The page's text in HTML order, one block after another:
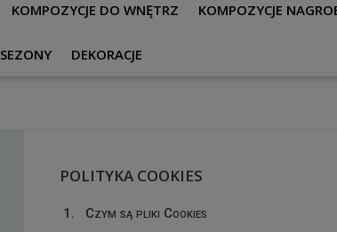
KOMPOZYCJE DO WNĘTRZ KOMPOZYCJE
SEZONY DEKORACJE
POLITYKA COOKIES
1. Czym są pliki Cookies